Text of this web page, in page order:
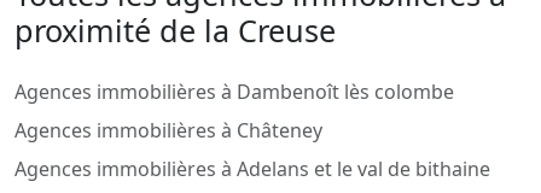
proximité de la Creuse
Agences immobilières à Dambenoît lès colombe
Agences immobilières à Châteney
Agences immobilières à Adelans et le val de bithaine